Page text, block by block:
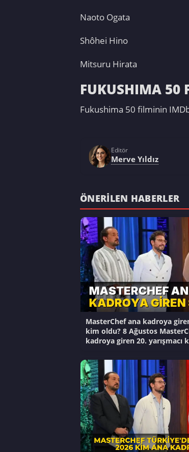
Naoto Ogata
Shôhei Hino
Mitsuru Hirata
FUKUSHIMA 50
Fukushima 50 filminin
Editör
Merve Yıldız
ÖNERILEN HABERLER
MasterChef ana kadroya
kim oldu? 8 Ağustos
kadroya giren 20. yarışmacı